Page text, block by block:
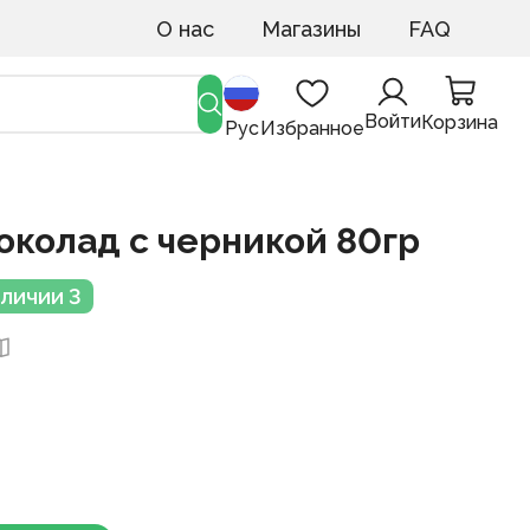
О нас Магазины FAQ
РусИзбранноеВойтиКорзина
с черникой 80гр
3